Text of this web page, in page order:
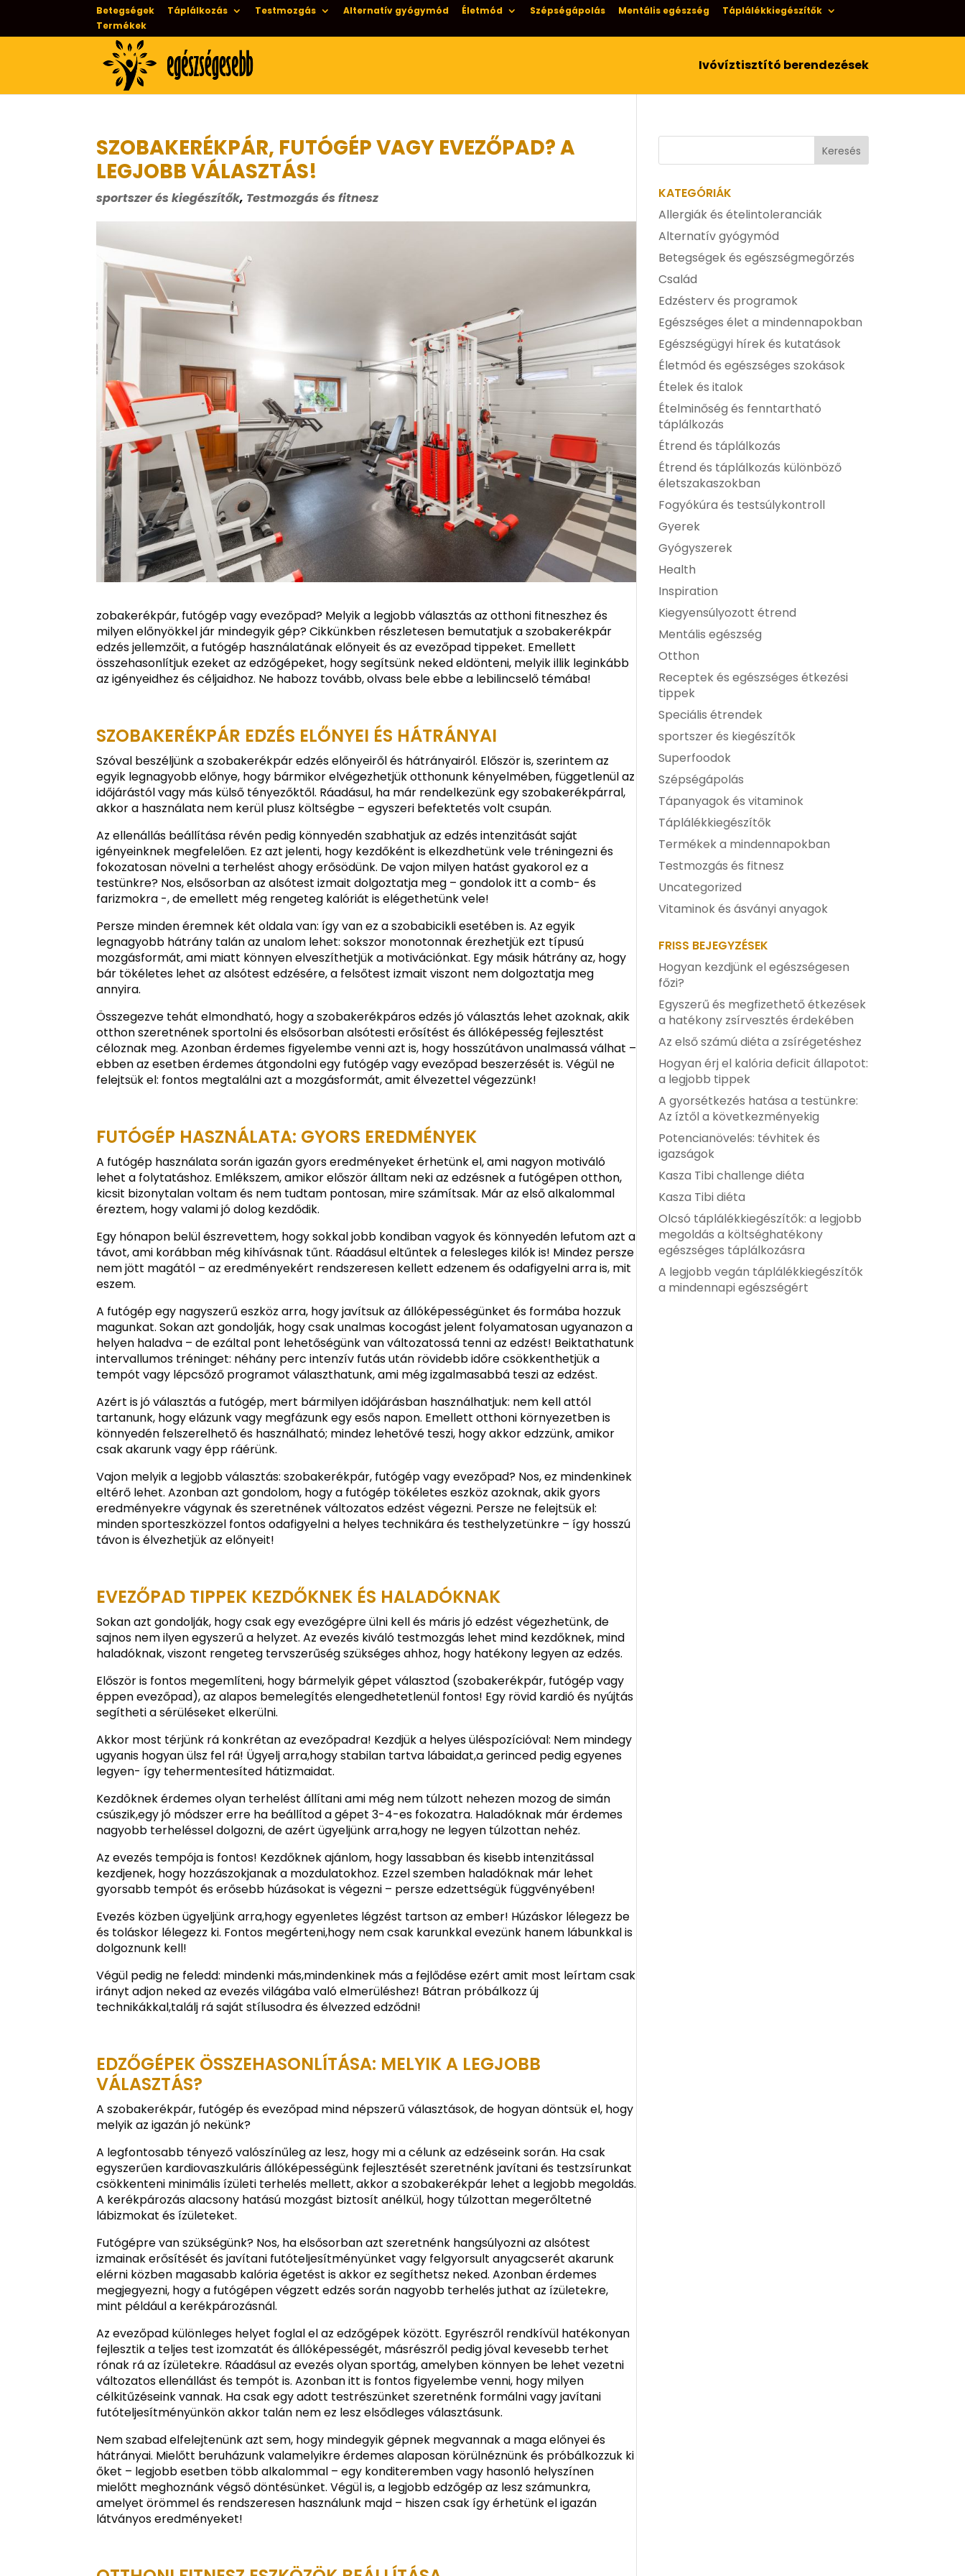
Betegségek Táplálkozás Testmozgás Alternatív gyógymód Életmód Szépségápolás Mentális egészség
Táplálékkiegészítők
Termékek
Ivóvíztisztító berendezések
SZOBAKERÉKPÁR, FUTÓGÉP VAGY EVEZŐPAD? A
LEGJOBB VÁLASZTÁS!
sportszer és kiegészítők, Testmozgás és fitnesz
zobakerékpár, futógép vagy evezőpad? Melyik a legjobb választás az otthoni fitneszhez és
milyen előnyökkel jár mindegyik gép? Cikkünkben részletesen bemutatjuk a szobakerékpár
edzés jellemzőit, a futógép használatának előnyeit és az evezőpad tippeket. Emellett
összehasonlítjuk ezeket az edzőgépeket, hogy segítsünk neked eldönteni, melyik illik leginkább
az igényeidhez és céljaidhoz. Ne habozz tovább, olvass bele ebbe a lebilincselő témába!
SZOBAKERÉKPÁR EDZÉS ELŐNYEI ÉS HÁTRÁNYAI
Szóval beszéljünk a szobakerékpár edzés előnyeiről és hátrányairól. Először is, szerintem az
egyik legnagyobb előnye, hogy bármikor elvégezhetjük otthonunk kényelmében, függetlenül az
időjárástól vagy más külső tényezőktől. Ráadásul, ha már rendelkezünk egy szobakerékpárral,
akkor a használata nem kerül plusz költségbe – egyszeri befektetés volt csupán.
Az ellenállás beállítása révén pedig könnyedén szabhatjuk az edzés intenzitását saját
igényeinknek megfelelően. Ez azt jelenti, hogy kezdőként is elkezdhetünk vele tréningezni és
fokozatosan növelni a terhelést ahogy erősödünk. De vajon milyen hatást gyakorol ez a
testünkre? Nos, elsősorban az alsótest izmait dolgoztatja meg – gondolok itt a comb- és
farizmokra -, de emellett még rengeteg kalóriát is elégethetünk vele!
Persze minden éremnek két oldala van: így van ez a szobabicikli esetében is. Az egyik
legnagyobb hátrány talán az unalom lehet: sokszor monotonnak érezhetjük ezt típusú
mozgásformát, ami miatt könnyen elveszíthetjük a motivációnkat. Egy másik hátrány az, hogy
bár tökéletes lehet az alsótest edzésére, a felsőtest izmait viszont nem dolgoztatja meg
annyira.
Összegezve tehát elmondható, hogy a szobakerékpáros edzés jó választás lehet azoknak, akik
otthon szeretnének sportolni és elsősorban alsótesti erősítést és állóképesség fejlesztést
céloznak meg. Azonban érdemes figyelembe venni azt is, hogy hosszútávon unalmassá válhat –
ebben az esetben érdemes átgondolni egy futógép vagy evezőpad beszerzését is. Végül ne
felejtsük el: fontos megtalálni azt a mozgásformát, amit élvezettel végezzünk!
FUTÓGÉP HASZNÁLATA: GYORS EREDMÉNYEK
A futógép használata során igazán gyors eredményeket érhetünk el, ami nagyon motiváló
lehet a folytatáshoz. Emlékszem, amikor először álltam neki az edzésnek a futógépen otthon,
kicsit bizonytalan voltam és nem tudtam pontosan, mire számítsak. Már az első alkalommal
éreztem, hogy valami jó dolog kezdődik.
Egy hónapon belül észrevettem, hogy sokkal jobb kondiban vagyok és könnyedén lefutom azt a
távot, ami korábban még kihívásnak tűnt. Ráadásul eltűntek a felesleges kilók is! Mindez persze
nem jött magától – az eredményekért rendszeresen kellett edzenem és odafigyelni arra is, mit
eszem.
A futógép egy nagyszerű eszköz arra, hogy javítsuk az állóképességünket és formába hozzuk
magunkat. Sokan azt gondolják, hogy csak unalmas kocogást jelent folyamatosan ugyanazon a
helyen haladva – de ezáltal pont lehetőségünk van változatossá tenni az edzést! Beiktathatunk
intervallumos tréninget: néhány perc intenzív futás után rövidebb időre csökkenthetjük a
tempót vagy lépcsőző programot választhatunk, ami még izgalmasabbá teszi az edzést.
Azért is jó választás a futógép, mert bármilyen időjárásban használhatjuk: nem kell attól
tartanunk, hogy elázunk vagy megfázunk egy esős napon. Emellett otthoni környezetben is
könnyedén felszerelhető és használható; mindez lehetővé teszi, hogy akkor edzzünk, amikor
csak akarunk vagy épp ráérünk.
Vajon melyik a legjobb választás: szobakerékpár, futógép vagy evezőpad? Nos, ez mindenkinek
eltérő lehet. Azonban azt gondolom, hogy a futógép tökéletes eszköz azoknak, akik gyors
eredményekre vágynak és szeretnének változatos edzést végezni. Persze ne felejtsük el:
minden sporteszközzel fontos odafigyelni a helyes technikára és testhelyzetünkre – így hosszú
távon is élvezhetjük az előnyeit!
EVEZŐPAD TIPPEK KEZDŐKNEK ÉS HALADÓKNAK
Sokan azt gondolják, hogy csak egy evezőgépre ülni kell és máris jó edzést végezhetünk, de
sajnos nem ilyen egyszerű a helyzet. Az evezés kiváló testmozgás lehet mind kezdőknek, mind
haladóknak, viszont rengeteg tervszerűség szükséges ahhoz, hogy hatékony legyen az edzés.
Először is fontos megemlíteni, hogy bármelyik gépet választod (szobakerékpár, futógép vagy
éppen evezőpad), az alapos bemelegítés elengedhetetlenül fontos! Egy rövid kardió és nyújtás
segítheti a sérüléseket elkerülni.
Akkor most térjünk rá konkrétan az evezőpadra! Kezdjük a helyes üléspozícióval: Nem mindegy
ugyanis hogyan ülsz fel rá! Ügyelj arra,hogy stabilan tartva lábaidat,a gerinced pedig egyenes
legyen- így tehermentesíted hátizmaidat.
Kezdôknek érdemes olyan terhelést állítani ami még nem túlzott nehezen mozog de simán
csúszik,egy jó módszer erre ha beállítod a gépet 3-4-es fokozatra. Haladóknak már érdemes
nagyobb terheléssel dolgozni, de azért ügyeljünk arra,hogy ne legyen túlzottan nehéz.
Az evezés tempója is fontos! Kezdőknek ajánlom, hogy lassabban és kisebb intenzitással
kezdjenek, hogy hozzászokjanak a mozdulatokhoz. Ezzel szemben haladóknak már lehet
gyorsabb tempót és erősebb húzásokat is végezni – persze edzettségük függvényében!
Evezés közben ügyeljünk arra,hogy egyenletes légzést tartson az ember! Húzáskor lélegezz be
és toláskor lélegezz ki. Fontos megérteni,hogy nem csak karunkkal evezünk hanem lábunkkal is
dolgoznunk kell!
Végül pedig ne feledd: mindenki más,mindenkinek más a fejlődése ezért amit most leírtam csak
irányt adjon neked az evezés világába való elmerüléshez! Bátran próbálkozz új
technikákkal,találj rá saját stílusodra és élvezzed edződni!
EDZŐGÉPEK ÖSSZEHASONLÍTÁSA: MELYIK A LEGJOBB
VÁLASZTÁS?
A szobakerékpár, futógép és evezőpad mind népszerű választások, de hogyan döntsük el, hogy
melyik az igazán jó nekünk?
A legfontosabb tényező valószínűleg az lesz, hogy mi a célunk az edzéseink során. Ha csak
egyszerűen kardiovaszkuláris állóképességünk fejlesztését szeretnénk javítani és testzsírunkat
csökkenteni minimális ízületi terhelés mellett, akkor a szobakerékpár lehet a legjobb megoldás.
A kerékpározás alacsony hatású mozgást biztosít anélkül, hogy túlzottan megerőltetné
lábizmokat és ízületeket.
Futógépre van szükségünk? Nos, ha elsősorban azt szeretnénk hangsúlyozni az alsótest
izmainak erősítését és javítani futóteljesítményünket vagy felgyorsult anyagcserét akarunk
elérni közben magasabb kalória égetést is akkor ez segíthetsz neked. Azonban érdemes
megjegyezni, hogy a futógépen végzett edzés során nagyobb terhelés juthat az ízületekre,
mint például a kerékpározásnál.
Az evezőpad különleges helyet foglal el az edzőgépek között. Egyrészről rendkívül hatékonyan
fejlesztik a teljes test izomzatát és állóképességét, másrészről pedig jóval kevesebb terhet
rónak rá az ízületekre. Ráadásul az evezés olyan sportág, amelyben könnyen be lehet vezetni
változatos ellenállást és tempót is. Azonban itt is fontos figyelembe venni, hogy milyen
célkitűzéseink vannak. Ha csak egy adott testrészünket szeretnénk formálni vagy javítani
futóteljesítményünkön akkor talán nem ez lesz elsődleges választásunk.
Nem szabad elfelejtenünk azt sem, hogy mindegyik gépnek megvannak a maga előnyei és
hátrányai. Mielőtt beruházunk valamelyikre érdemes alaposan körülnéznünk és próbálkozzuk ki
őket – legjobb esetben több alkalommal – egy konditeremben vagy hasonló helyszínen
mielőtt meghoznánk végső döntésünket. Végül is, a legjobb edzőgép az lesz számunkra,
amelyet örömmel és rendszeresen használunk majd – hiszen csak így érhetünk el igazán
látványos eredményeket!
KATEGÓRIÁK
Allergiák és ételintoleranciák
Alternatív gyógymód
Betegségek és egészségmegőrzés
Család
Edzésterv és programok
Egészséges élet a mindennapokban
Egészségügyi hírek és kutatások
Életmód és egészséges szokások
Ételek és italok
Ételminőség és fenntartható
táplálkozás
Étrend és táplálkozás
Étrend és táplálkozás különböző
életszakaszokban
Fogyókúra és testsúlykontroll
Gyerek
Gyógyszerek
Health
Inspiration
Kiegyensúlyozott étrend
Mentális egészség
Otthon
Receptek és egészséges étkezési
tippek
Speciális étrendek
sportszer és kiegészítők
Superfoodok
Szépségápolás
Tápanyagok és vitaminok
Táplálékkiegészítők
Termékek a mindennapokban
Testmozgás és fitnesz
Uncategorized
Vitaminok és ásványi anyagok
FRISS BEJEGYZÉSEK
Hogyan kezdjünk el egészségesen
főzi?
Egyszerű és megfizethető étkezések
a hatékony zsírvesztés érdekében
Az első számú diéta a zsírégetéshez
Hogyan érj el kalória deficit állapotot:
a legjobb tippek
A gyorsétkezés hatása a testünkre:
Az íztől a következményekig
Potencianövelés: tévhitek és
igazságok
Kasza Tibi challenge diéta
Kasza Tibi diéta
Olcsó táplálékkiegészítők: a legjobb
megoldás a költséghatékony
egészséges táplálkozásra
A legjobb vegán táplálékkiegészítők
a mindennapi egészségért